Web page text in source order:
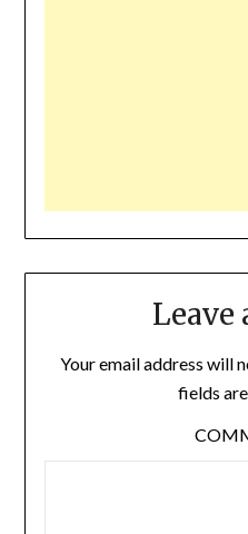
Leave
Your email address will
fields